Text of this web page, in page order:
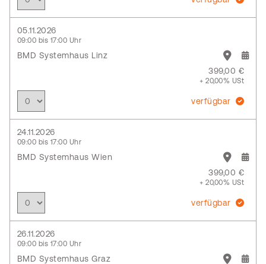
05.11.2026
09:00 bis 17:00 Uhr
BMD Systemhaus Linz
399,00 €
+ 20,00% USt
verfügbar
24.11.2026
09:00 bis 17:00 Uhr
BMD Systemhaus Wien
399,00 €
+ 20,00% USt
verfügbar
26.11.2026
09:00 bis 17:00 Uhr
BMD Systemhaus Graz